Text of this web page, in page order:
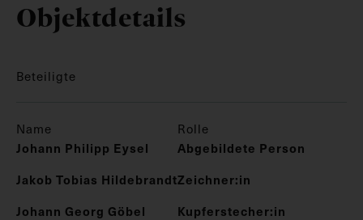
Objektdetails
Beteiligte
Name Rolle
Johann Philipp Eysel
Abgebildete Person
Jakob Tobias HildebrandtZeichner:in
Johann Georg Göbel
Kupferstecher:in